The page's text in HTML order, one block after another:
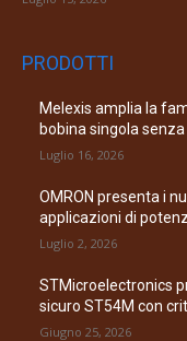
PRODOTTI
Melexis amplia la
bobina singola
Luglio 16, 2026
OMRON presenta i
applicazioni di
Luglio 2, 2026
STMicroelectronics
sicuro ST54M con
Giugno 25, 2026